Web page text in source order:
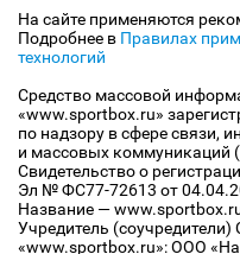
На сайте применяются
Подробнее в Правилах
технологий
Средство массовой
«www.sportbox.ru»
по надзору в сфере связи,
и массовых коммуникаций
Свидетельство о
Эл № ФС77-72613 от
Название —
Учредитель
«www.sportbox.ru»: ООО